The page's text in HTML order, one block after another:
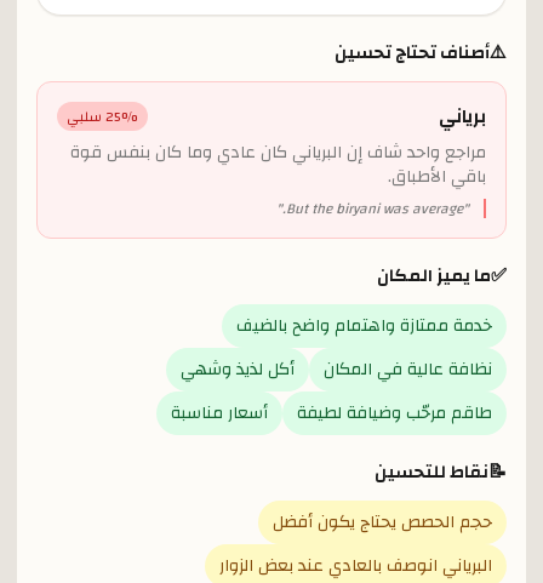
⚠️أصناف تحتاج تحسين
برياني 25% سلبي
مراجع واحد شاف إن البرياني كان عادي وما كان بنفس قوة
باقي الأطباق.
"
But the biryani was average.
"
✅ما يميز المكان
خدمة ممتازة واهتمام واضح بالضيف
نظافة عالية في المكان
أكل لذيذ وشهي
طاقم مرحّب وضيافة لطيفة
أسعار مناسبة
📝نقاط للتحسين
حجم الحصص يحتاج يكون أفضل
البرياني انوصف بالعادي عند بعض الزوار